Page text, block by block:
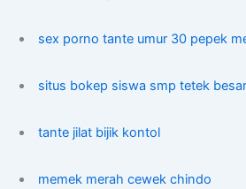
sex porno tante umur 30 pepek
situs bokep siswa smp tetek besar
tante jilat bijik kontol
memek merah cewek chindo